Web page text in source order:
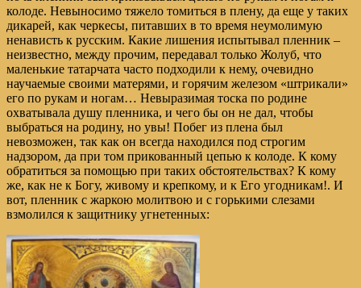
колоде. Невыносимо тяжело томиться в плену, да еще у таких
дикарей, как черкесы, питавших в то время неумолимую
ненависть к русским. Какие лишения испытывал пленник –
неизвестно, между прочим, передавал только Жолуб, что
маленькие татарчата часто подходили к нему, очевидно
научаемые своими матерями, и горячим железом «штрикали»
его по рукам и ногам… Невыразимая тоска по родине
охватывала душу пленника, и чего бы он не дал, чтобы
выбраться на родину, но увы! Побег из плена был
невозможен, так как он всегда находился под строгим
надзором, да при том прикованный цепью к колоде. К кому
обратиться за помощью при таких обстоятельствах? К кому
же, как не к Богу, живому и крепкому, и к Его угодникам!. И
вот, пленник с жаркою молитвою и с горькими слезами
взмолился к защитнику угнетенных: